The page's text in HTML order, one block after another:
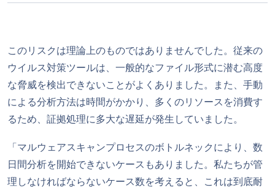
このリスクは理論上のものではありませんでした。従来の
ウイルス対策ツールは、一般的なファイル形式に潜む高度
な脅威を検出できないことがよくありました。また、手動
による分析方法は時間がかかり、多くのリソースを消費す
るため、証拠処理に多大な遅延が発生していました。
「マルウェアスキャンプロセスのボトルネックにより、数
日間分析を開始できないケースもありました。私たちが管
理しなければならないケース数を考えると、これは到底耐